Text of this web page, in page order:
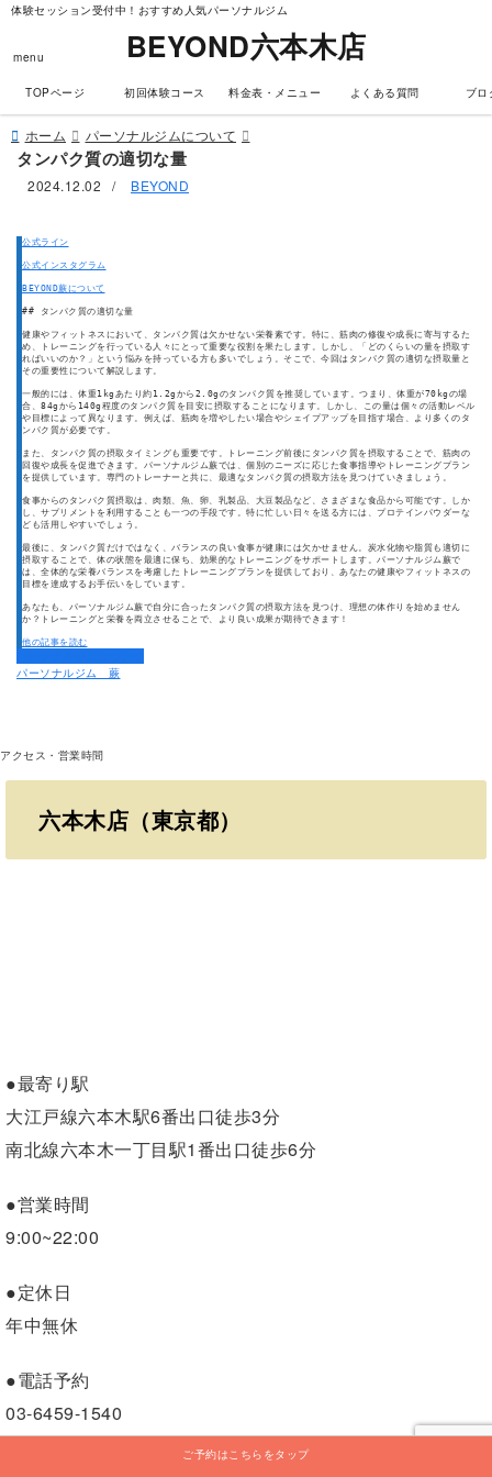
体験セッション受付中！おすすめ人気パーソナルジム
menu BEYOND六本木店
TOPページ 初回体験コース 料金表・メニュー よくある質問 ブロ
ホーム パーソナルジムについて
タンパク質の適切な量
2024.12.02 / BEYOND
公式ライン
公式インスタグラム
BEYOND蕨について
## タンパク質の適切な量
健康やフィットネスにおいて、タンパク質は欠かせない栄養素です。特に、筋肉の修復や成長に寄与するた
め、トレーニングを行っている人々にとって重要な役割を果たします。しかし、「どのくらいの量を摂取す
ればいいのか？」という悩みを持っている方も多いでしょう。そこで、今回はタンパク質の適切な摂取量と
その重要性について解説します。
一般的には、体重1kgあたり約1.2gから2.0gのタンパク質を推奨しています。つまり、体重が70kgの場
合、84gから140g程度のタンパク質を目安に摂取することになります。しかし、この量は個々の活動レベル
や目標によって異なります。例えば、筋肉を増やしたい場合やシェイプアップを目指す場合、より多くのタ
ンパク質が必要です。
また、タンパク質の摂取タイミングも重要です。トレーニング前後にタンパク質を摂取することで、筋肉の
回復や成長を促進できます。パーソナルジム蕨では、個別のニーズに応じた食事指導やトレーニングプラン
を提供しています。専門のトレーナーと共に、最適なタンパク質の摂取方法を見つけていきましょう。
食事からのタンパク質摂取は、肉類、魚、卵、乳製品、大豆製品など、さまざまな食品から可能です。しか
し、サプリメントを利用することも一つの手段です。特に忙しい日々を送る方には、プロテインパウダーな
ども活用しやすいでしょう。
最後に、タンパク質だけではなく、バランスの良い食事が健康には欠かせません。炭水化物や脂質も適切に
摂取することで、体の状態を最適に保ち、効果的なトレーニングをサポートします。パーソナルジム蕨で
は、全体的な栄養バランスを考慮したトレーニングプランを提供しており、あなたの健康やフィットネスの
目標を達成するお手伝いをしています。
あなたも、パーソナルジム蕨で自分に合ったタンパク質の摂取方法を見つけ、理想の体作りを始めません
か？トレーニングと栄養を両立させることで、より良い成果が期待できます！
他の記事を読む
パーソナルジム 蕨
アクセス・営業時間
六本木店（東京都）
●最寄り駅
大江戸線六本木駅6番出口徒歩3分
南北線六本木一丁目駅1番出口徒歩6分
●営業時間
9:00~22:00
●定休日
年中無休
●電話予約
03-6459-1540
ご予約はこちらをタップ